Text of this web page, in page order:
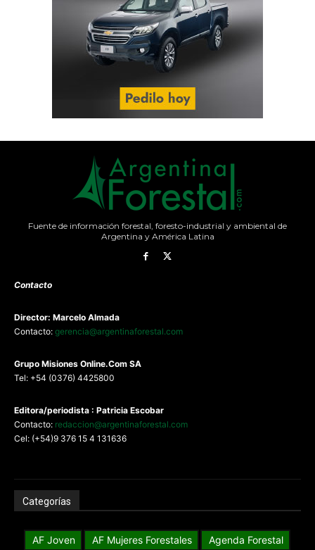
Fuente de información forestal, foresto-industrial y ambiental de
Argentina y América Latina
Contacto
Director: Marcelo Almada
Contacto: gerencia@argentinaforestal.com
Grupo Misiones Online.Com SA
Tel: +54 (0376) 4425800
Editora/periodista : Patricia Escobar
Contacto: redaccion@argentinaforestal.com
Cel: (+54)9 376 15 4 131636
Categorías
AF Joven AF Mujeres Forestales
Agenda Forestal